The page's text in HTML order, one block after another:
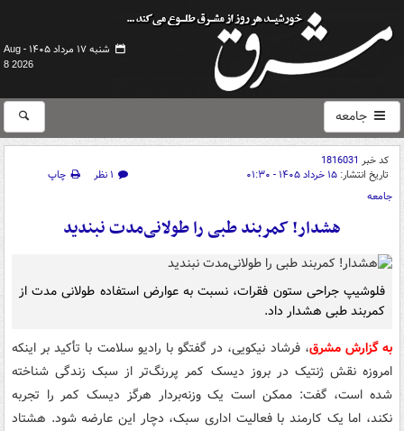
شنبه ۱۷ مرداد ۱۴۰۵ -
Aug
8 2026
جامعه
کد خبر 1816031
تاریخ انتشار: ۱۵ خرداد ۱۴۰۵ - ۰۱:۳۰ ۱ نظر
چاپ
جامعه
هشدار! کمربند طبی را طولانی‌مدت نبندید
فلوشیپ جراحی ستون فقرات، نسبت به عوارض استفاده طولانی مدت از
کمربند طبی هشدار داد.
به گزارش مشرق، فرشاد نیکویی، در گفتگو با رادیو سلامت با تأکید بر اینکه
امروزه نقش ژنتیک در بروز دیسک کمر پررنگ‌تر از سبک زندگی شناخته
شده است، گفت: ممکن است یک وزنه‌بردار هرگز دیسک کمر را تجربه
نکند، اما یک کارمند با فعالیت اداری سبک، دچار این عارضه شود. هشتاد